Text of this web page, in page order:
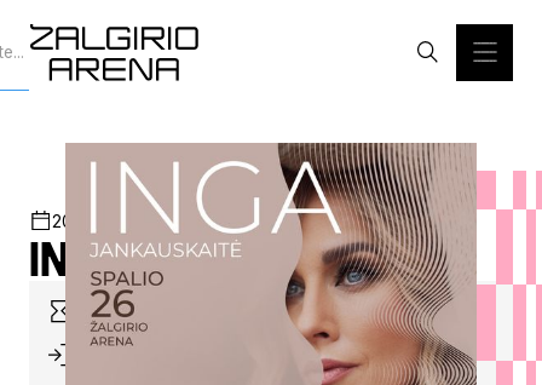
2025-10-26 18:00 ŽALGIRIO ARENA KONCERTAS
Inga Jankauskaitė
Trukmė: ~2 val.